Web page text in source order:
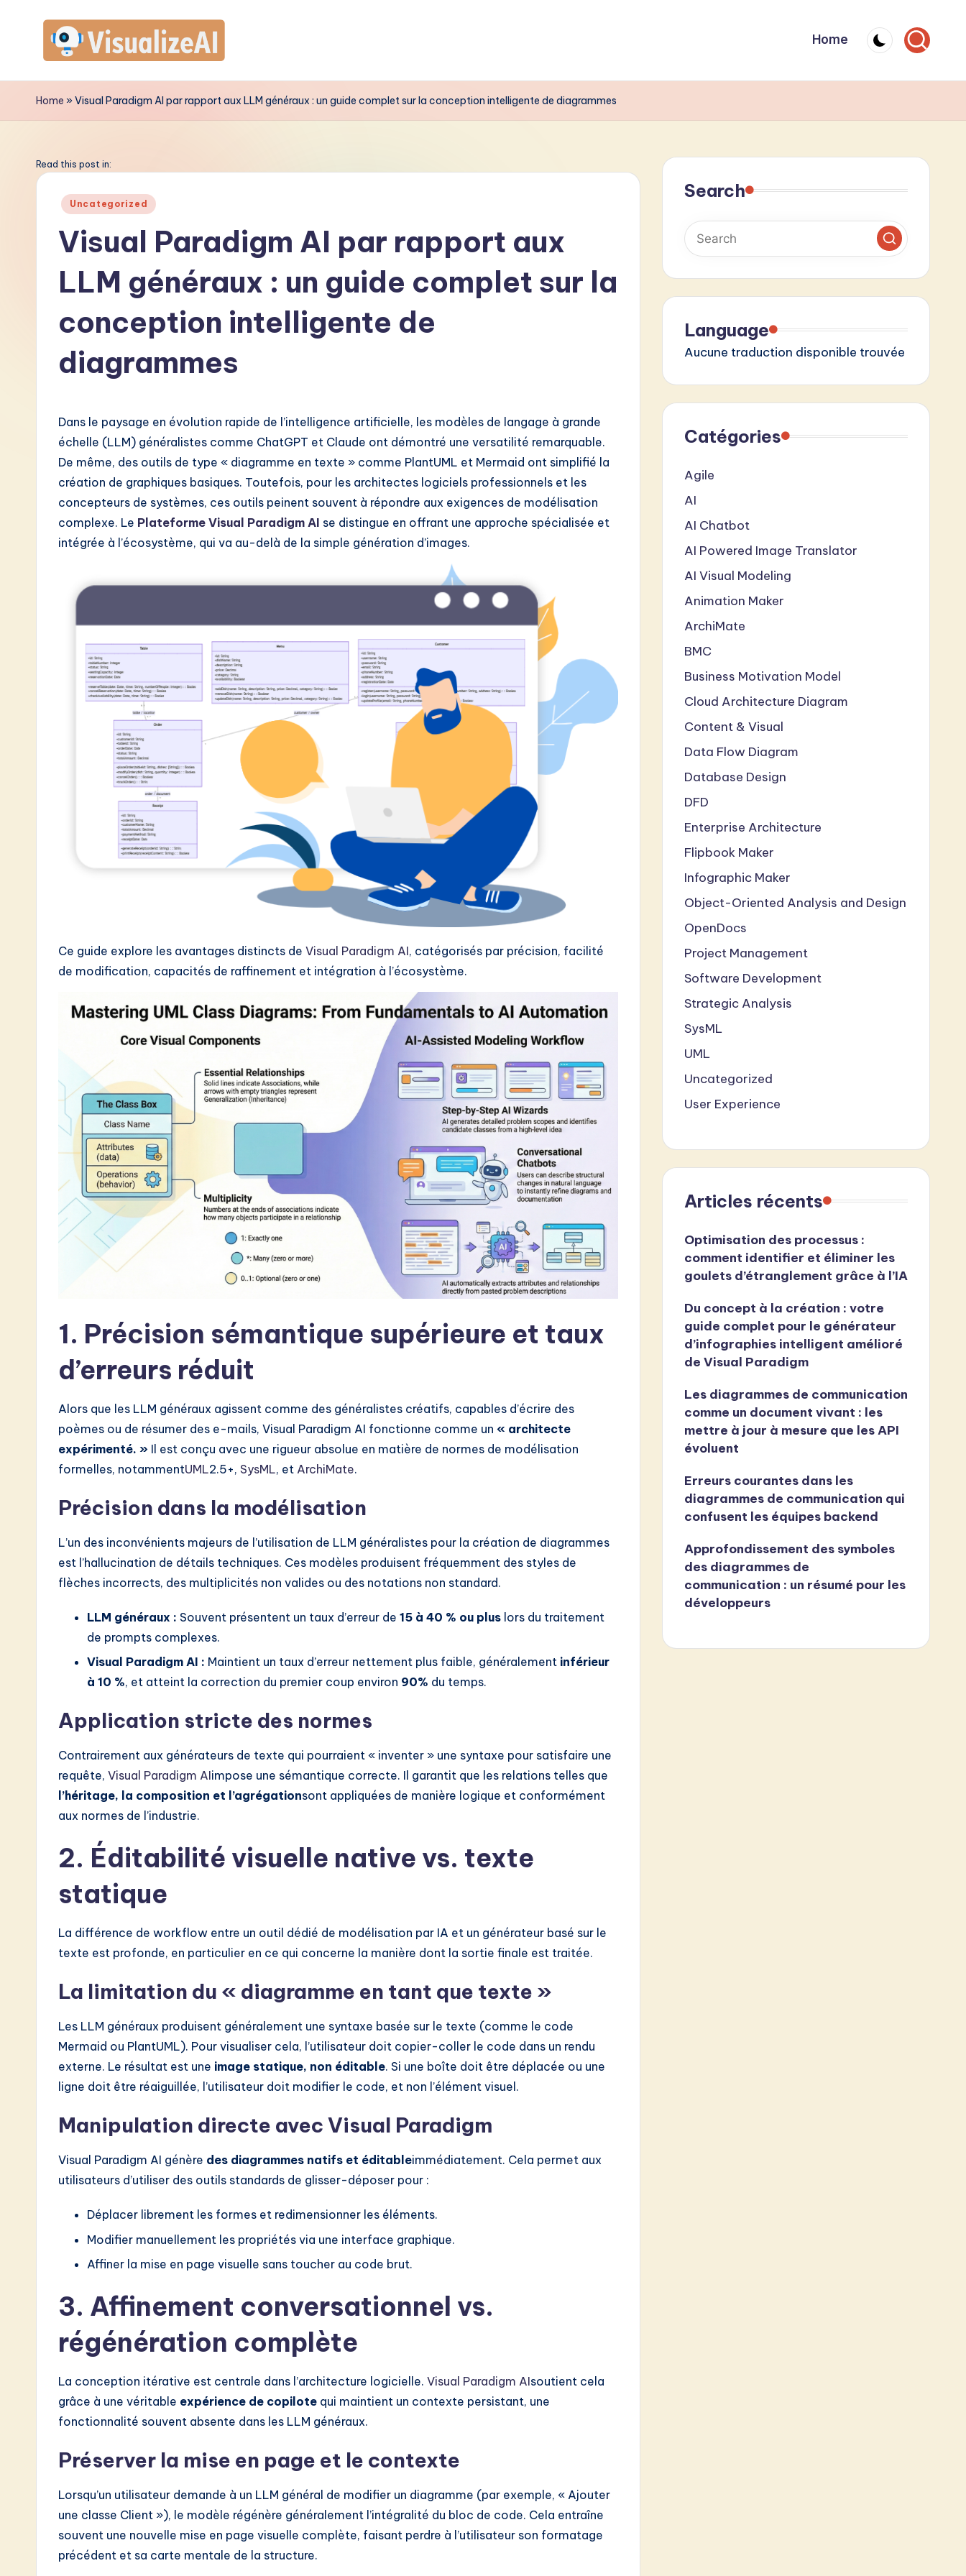
contentV
is
a
ft
w
Home
Home »Visual Paradigm AI par rapport aux LLM généraux : un guide complet sur la conception intelligente de diagrammes
Read this post in:
Posted
Uncategorized
Visual Paradigm AI par rapport aux
LLM généraux : un guide complet sur la
conception intelligente de
diagrammes
Dans le paysage en évolution rapide de l’intelligence artificielle, les modèles de langage à grande
échelle (LLM) généralistes comme ChatGPT et Claude ont démontré une versatilité remarquable.
De même, des outils de type « diagramme en texte » comme PlantUML et Mermaid ont simplifié la
création de graphiques basiques. Toutefois, pour les architectes logiciels professionnels et les
concepteurs de systèmes, ces outils peinent souvent à répondre aux exigences de modélisation
complexe. Le Plateforme Visual Paradigm AI se distingue en offrant une approche spécialisée et
intégrée à l’écosystème, qui va au-delà de la simple génération d’images.
Ce guide explore les avantages distincts de Visual Paradigm AI, catégorisés par précision, facilité
de modification, capacités de raffinement et intégration à l’écosystème.
1. Précision sémantique supérieure et taux
d’erreurs réduit
Alors que les LLM généraux agissent comme des généralistes créatifs, capables d’écrire des
poèmes ou de résumer des e-mails, Visual Paradigm AI fonctionne comme un « architecte
expérimenté. » Il est conçu avec une rigueur absolue en matière de normes de modélisation
formelles, notammentUML2.5+, SysML, et ArchiMate.
Précision dans la modélisation
L’un des inconvénients majeurs de l’utilisation de LLM généralistes pour la création de diagrammes
est l’hallucination de détails techniques. Ces modèles produisent fréquemment des styles de
flèches incorrects, des multiplicités non valides ou des notations non standard.
LLM généraux : Souvent présentent un taux d’erreur de 15 à 40 % ou plus lors du traitement
de prompts complexes.
Visual Paradigm AI : Maintient un taux d’erreur nettement plus faible, généralement inférieur
à 10 %, et atteint la correction du premier coup environ 90% du temps.
Application stricte des normes
Contrairement aux générateurs de texte qui pourraient « inventer » une syntaxe pour satisfaire une
requête, Visual Paradigm AIimpose une sémantique correcte. Il garantit que les relations telles que
l’héritage, la composition et l’agrégationsont appliquées de manière logique et conformément
aux normes de l’industrie.
2. Éditabilité visuelle native vs. texte
statique
La différence de workflow entre un outil dédié de modélisation par IA et un générateur basé sur le
texte est profonde, en particulier en ce qui concerne la manière dont la sortie finale est traitée.
La limitation du « diagramme en tant que texte »
Les LLM généraux produisent généralement une syntaxe basée sur le texte (comme le code
Mermaid ou PlantUML). Pour visualiser cela, l’utilisateur doit copier-coller le code dans un rendu
externe. Le résultat est une image statique, non éditable. Si une boîte doit être déplacée ou une
ligne doit être réaiguillée, l’utilisateur doit modifier le code, et non l’élément visuel.
Manipulation directe avec Visual Paradigm
Visual Paradigm AI génère des diagrammes natifs et éditableimmédiatement. Cela permet aux
utilisateurs d’utiliser des outils standards de glisser-déposer pour :
Déplacer librement les formes et redimensionner les éléments.
Modifier manuellement les propriétés via une interface graphique.
Affiner la mise en page visuelle sans toucher au code brut.
3. Affinement conversationnel vs.
régénération complète
La conception itérative est centrale dans l’architecture logicielle. Visual Paradigm AIsoutient cela
grâce à une véritable expérience de copilote qui maintient un contexte persistant, une
fonctionnalité souvent absente dans les LLM généraux.
Préserver la mise en page et le contexte
Lorsqu’un utilisateur demande à un LLM général de modifier un diagramme (par exemple, « Ajouter
une classe Client »), le modèle régénère généralement l’intégralité du bloc de code. Cela entraîne
souvent une nouvelle mise en page visuelle complète, faisant perdre à l’utilisateur son formatage
précédent et sa carte mentale de la structure.
Search
Language
Aucune traduction disponible trouvée
Catégories
Agile
AI
AI Chatbot
AI Powered Image Translator
AI Visual Modeling
Animation Maker
ArchiMate
BMC
Business Motivation Model
Cloud Architecture Diagram
Content & Visual
Data Flow Diagram
Database Design
DFD
Enterprise Architecture
Flipbook Maker
Infographic Maker
Object-Oriented Analysis and Design
OpenDocs
Project Management
Software Development
Strategic Analysis
SysML
UML
Uncategorized
User Experience
Articles récents
Optimisation des processus :
comment identifier et éliminer les
goulets d’étranglement grâce à l’IA
Du concept à la création : votre
guide complet pour le générateur
d’infographies intelligent amélioré
de Visual Paradigm
Les diagrammes de communication
comme un document vivant : les
mettre à jour à mesure que les API
évoluent
Erreurs courantes dans les
diagrammes de communication qui
confusent les équipes backend
Approfondissement des symboles
des diagrammes de
communication : un résumé pour les
développeurs